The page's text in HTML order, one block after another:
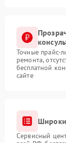
Точные прайс-
ремонта,
бесплатной
сайте
Сервисный